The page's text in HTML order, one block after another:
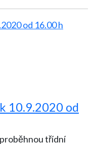
10.9.2020 od
třídní